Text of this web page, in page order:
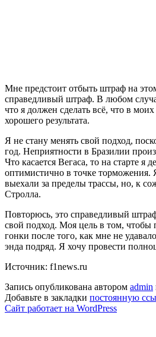
Мне предстоит отбыть штраф на
справедливый штраф. В любом
что я должен сделать всё, что в
хорошего результата.
Я не стану менять свой подход,
год. Неприятности в Бразилии
Что касается Вегаса, то на старте я
оптимистично в точке торможения.
выехали за пределы трассы, но, к
Стролла.
Повторюсь, это справедливый
свой подход. Моя цель в том, чтобы
гонки после того, как мне не
энда подряд. Я хочу провести
Источник: f1news.ru
Запись опубликована автором admin
Добавьте в закладки постоянную
Сайт работает на WordPress